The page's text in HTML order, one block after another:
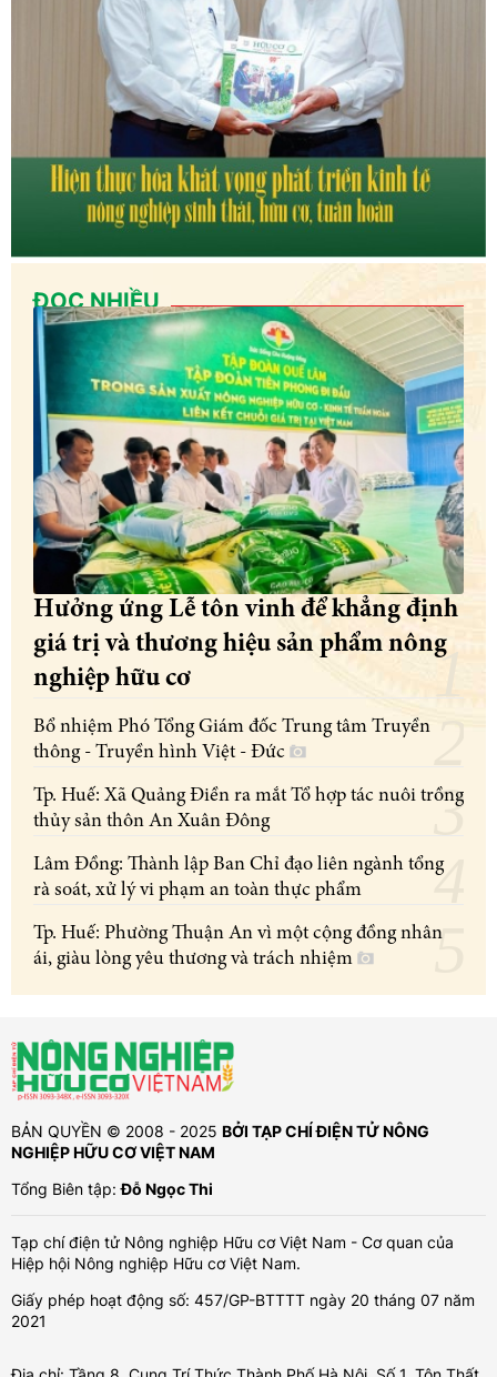
ĐỌC NHIỀU
Hưởng ứng Lễ tôn vinh để khẳng định
giá trị và thương hiệu sản phẩm nông
nghiệp hữu cơ
Bổ nhiệm Phó Tổng Giám đốc Trung tâm Truyền
thông - Truyền hình Việt - Đức
Tp. Huế: Xã Quảng Điền ra mắt Tổ hợp tác nuôi trồng
thủy sản thôn An Xuân Đông
Lâm Đồng: Thành lập Ban Chỉ đạo liên ngành tổng
rà soát, xử lý vi phạm an toàn thực phẩm
Tp. Huế: Phường Thuận An vì một cộng đồng nhân
ái, giàu lòng yêu thương và trách nhiệm
BẢN QUYỀN © 2008 - 2025 BỞI TẠP CHÍ ĐIỆN TỬ NÔNG
NGHIỆP HỮU CƠ VIỆT NAM
Tổng Biên tập:Đỗ Ngọc Thi
Tạp chí điện tử Nông nghiệp Hữu cơ Việt Nam - Cơ quan của
Hiệp hội Nông nghiệp Hữu cơ Việt Nam.
Giấy phép hoạt động số: 457/GP-BTTTT ngày 20 tháng 07 năm
2021